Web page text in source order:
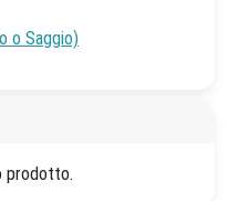
o Saggio)
prodotto.